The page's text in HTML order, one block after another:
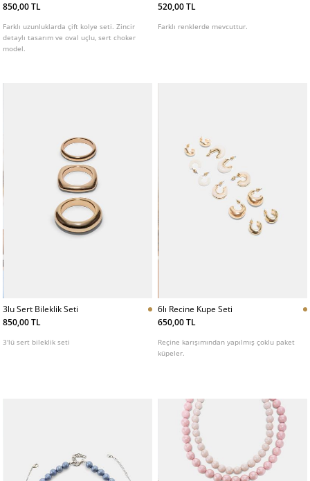
850,00 TL
Farklı uzunluklarda çift kolye seti. Zincir
detaylı tasarım ve oval uçlu, sert choker
model.
520,00 TL
Farklı renklerde mevcuttur.
3lu Sert Bileklik Seti
850,00 TL
3'lü sert bileklik seti
6lı Recine Kupe Seti
650,00 TL
Reçine karışımından yapılmış çoklu paket
küpeler.